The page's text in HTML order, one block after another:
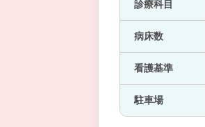
診療科目
病床数
看護基準
駐車場